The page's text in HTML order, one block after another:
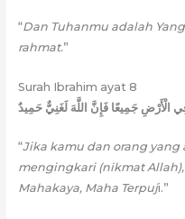
“Dan Tuhanmu adalah
rahmat.”
Surah Ibrahim ayat 8
الْأَرْضِ جَمِيعًا فَإِنَّ اللَّهَ لَغَنِيٌّ حَمِيدٌ
“Jika kamu dan orang yang
mengingkari (nikmat
Mahakaya, Maha Terpuji.”